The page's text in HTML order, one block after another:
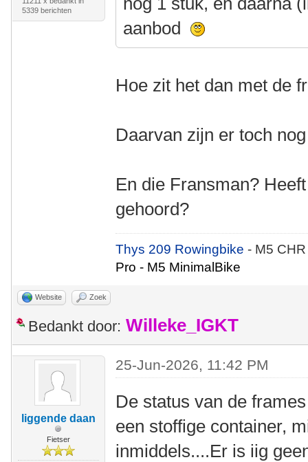
5339 berichten
aanbod
Hoe zit het dan met de
Daarvan zijn er toch
En die Fransman?
gehoord?
Thys 209 Rowingbike- M5
Pro - M5 MinimalBike
Website Zoek
Bedankt door: Willeke_IGKT
liggende daan
Fietser
25-Jun-2026, 11:42 PM
De status van de
een stoffige container,
inmiddels....Er is iig